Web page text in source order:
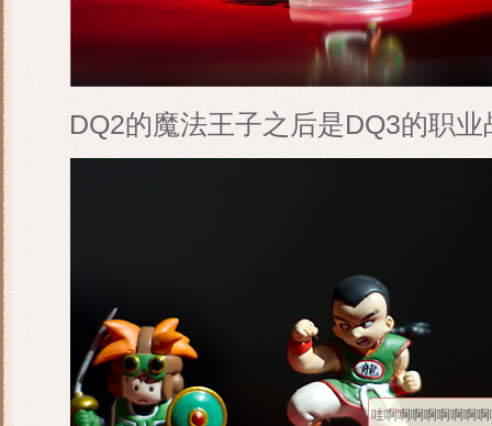
DQ2的魔法王子之后是DQ3的职业
哇啊啊啊啊啊啊啊啊